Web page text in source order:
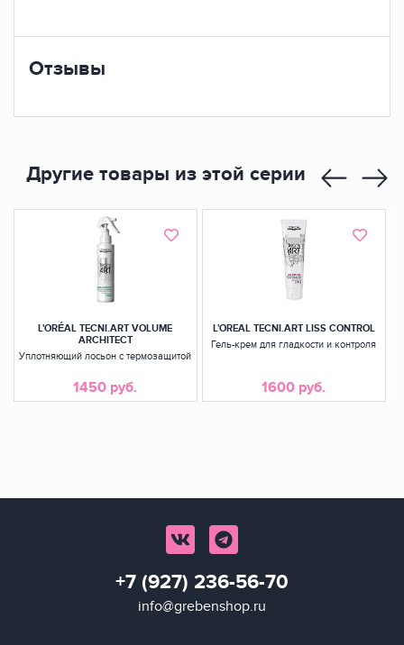
Отзывы
Другие товары из этой серии
L'ORÉAL TECNI.ART VOLUME
ARCHITECT
Уплотняющий лосьон с термозащитой
1450 руб.
L'OREAL TECNI.ART LISS CONTROL
Гель-крем для гладкости и контроля
1600 руб.
+7 (927) 236-56-70
info@grebenshop.ru